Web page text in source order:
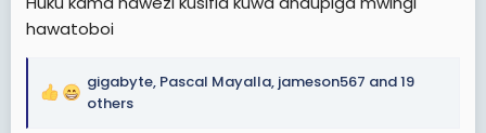
hawatoboi
R
gigabyte, Pascal Mayalla, jameson567 and 19
others